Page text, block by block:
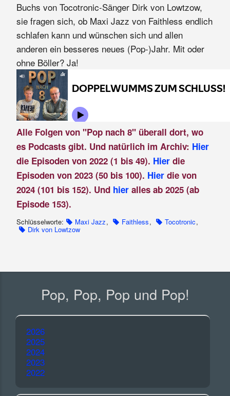
Buchs von Tocotronic-Sänger Dirk von Lowtzow,
sie fragen sich, ob Maxi Jazz von Faithless endlich
schlafen kann und wünschen sich und allen
anderen ein besseres neues (Pop-)Jahr. Mit oder
ohne Böller? Ja!
Alle Folgen von "Pop nach 8" überall dort, wo
es Podcasts gibt. Und natürlich im Archiv: Hier
die Episoden von 2022 (1 bis 49). Hierdie
Episoden von 2023 (50 bis 100). Hier die von
2024 (101 bis 152). Und hier alles ab 2025 (ab
Episode 153).
Schlüsselworte: Maxi Jazz, Faithless, Tocotronic,
Dirk von Lowtzow
Pop, Pop, Pop und Pop!
2026
2025
2024
2023
2022